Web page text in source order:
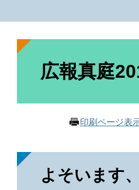
本
広報真庭
印刷ページ表
よそいます